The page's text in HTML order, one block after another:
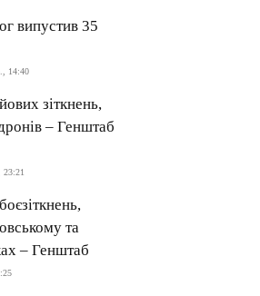
випустив 35
14:40
зіткнень,
– Генштаб
23:21
та
– Генштаб